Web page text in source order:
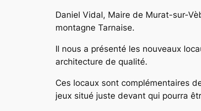
Daniel Vidal, Maire de Murat-sur-
montagne Tarnaise.
Il nous a présenté les nouveaux
architecture de qualité.
Ces locaux sont complémentaires
jeux situé juste devant qui pourra